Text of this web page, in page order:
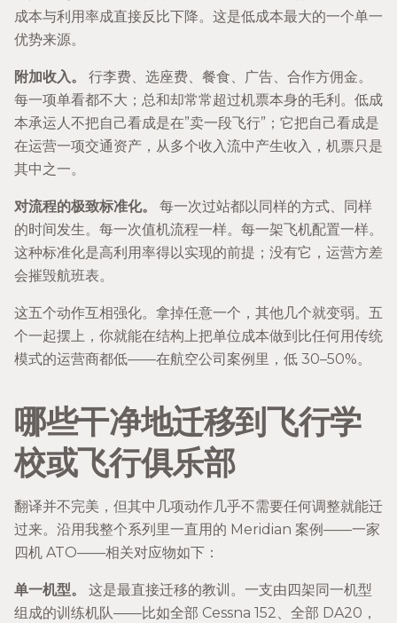
成本与利用率成直接反比下降。这是低成本最大的一个单一
优势来源。
附加收入。
行李费、选座费、餐食、广告、合作方佣金。
每一项单看都不大；总和却常常超过机票本身的毛利。低成
本承运人不把自己看成是在”卖一段飞行”；它把自己看成是
在运营一项交通资产，从多个收入流中产生收入，机票只是
其中之一。
对流程的极致标准化。
每一次过站都以同样的方式、同样
的时间发生。每一次值机流程一样。每一架飞机配置一样。
这种标准化是高利用率得以实现的前提；没有它，运营方差
会摧毁航班表。
这五个动作互相强化。拿掉任意一个，其他几个就变弱。五
个一起摆上，你就能在结构上把单位成本做到比任何用传统
模式的运营商都低——在航空公司案例里，低 30–50%。
哪些干净地迁移到飞行学
校或飞行俱乐部
翻译并不完美，但其中几项动作几乎不需要任何调整就能迁
过来。沿用我整个系列里一直用的 Meridian 案例——一家
四机 ATO——相关对应物如下：
单一机型。
这是最直接迁移的教训。一支由四架同一机型
组成的训练机队——比如全部 Cessna 152、全部 DA20，